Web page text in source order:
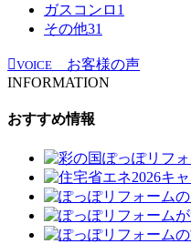
ガスコンロ 1
その他31
VOICE
お客様の声
INFORMATION
おすすめ情報